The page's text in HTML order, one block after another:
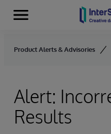
Skip to content
Menu
Product Alerts & Advisories
Alert:
Results